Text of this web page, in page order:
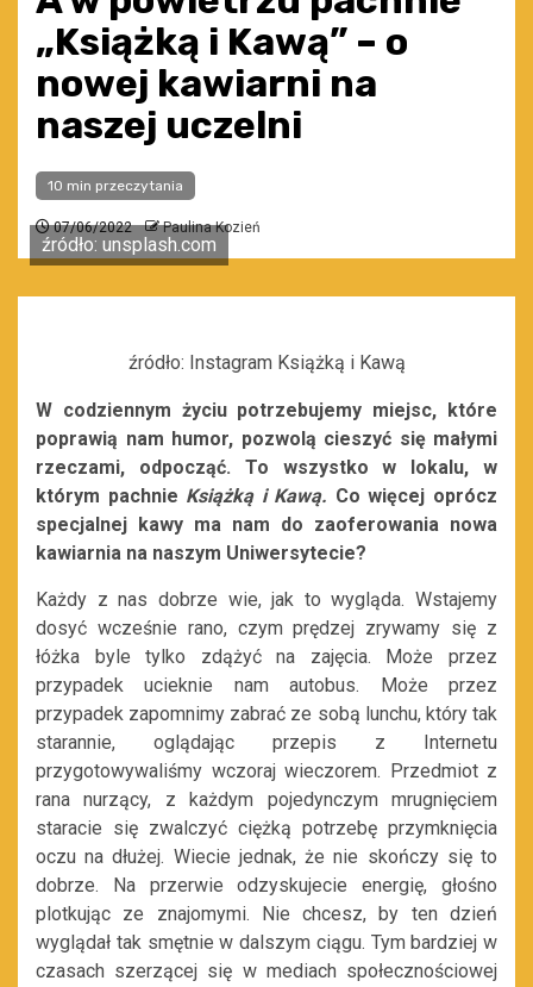
„Książką i Kawą” – o
nowej kawiarni na
naszej uczelni
10 min przeczytania
07/06/2022 Paulina Kozień
źródło: unsplash.com
źródło: Instagram Książką i Kawą
W codziennym życiu potrzebujemy miejsc, które
poprawią nam humor, pozwolą cieszyć się małymi
rzeczami, odpocząć. To wszystko w lokalu, w
którym pachnie Książką i Kawą. Co więcej oprócz
specjalnej kawy ma nam do zaoferowania nowa
kawiarnia na naszym Uniwersytecie?
Każdy z nas dobrze wie, jak to wygląda. Wstajemy
dosyć wcześnie rano, czym prędzej zrywamy się z
łóżka byle tylko zdążyć na zajęcia. Może przez
przypadek ucieknie nam autobus. Może przez
przypadek zapomnimy zabrać ze sobą lunchu, który tak
starannie, oglądając przepis z Internetu
przygotowywaliśmy wczoraj wieczorem. Przedmiot z
rana nurzący, z każdym pojedynczym mrugnięciem
staracie się zwalczyć ciężką potrzebę przymknięcia
oczu na dłużej. Wiecie jednak, że nie skończy się to
dobrze. Na przerwie odzyskujecie energię, głośno
plotkując ze znajomymi. Nie chcesz, by ten dzień
wyglądał tak smętnie w dalszym ciągu. Tym bardziej w
czasach szerzącej się w mediach społecznościowej